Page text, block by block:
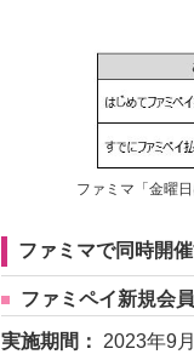
ファミマ「金曜
ファミマで同時開
ファミペイ新規会
実施期間： 2023年9